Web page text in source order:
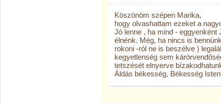
Köszönöm szépen Marika,
hogy olvashattam ezeket a
Jó lenne , ha mind - eggyenként
élnénk. Még, ha nincs is
rokoni -ról ne is beszélve )
kegyetlenség sem
tetszését elnyerve
Áldás békesség, Békesség